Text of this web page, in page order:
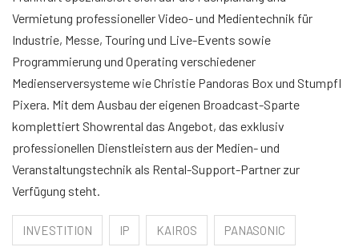
Vermietung professioneller Video- und Medientechnik für
Industrie, Messe, Touring und Live-Events sowie
Programmierung und Operating verschiedener
Medienserversysteme wie Christie Pandoras Box und Stumpfl
Pixera. Mit dem Ausbau der eigenen Broadcast-Sparte
komplettiert Showrental das Angebot, das exklusiv
professionellen Dienstleistern aus der Medien- und
Veranstaltungstechnik als Rental-Support-Partner zur
Verfügung steht.
INVESTITION IP KAIROS PANASONIC